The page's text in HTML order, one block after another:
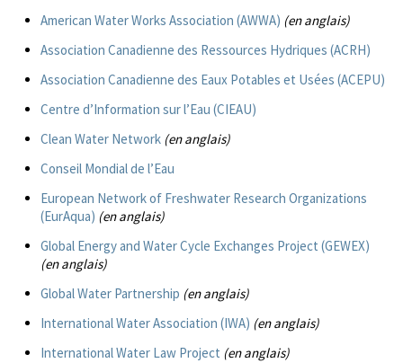
American Water Works Association (AWWA) (en anglais)
Association Canadienne des Ressources Hydriques (ACRH)
Association Canadienne des Eaux Potables et Usées (ACEPU)
Centre d’Information sur l’Eau (CIEAU)
Clean Water Network (en anglais)
Conseil Mondial de l’Eau
European Network of Freshwater Research Organizations
(EurAqua) (en anglais)
Global Energy and Water Cycle Exchanges Project (GEWEX)
(en anglais)
Global Water Partnership (en anglais)
International Water Association (IWA) (en anglais)
International Water Law Project (en anglais)